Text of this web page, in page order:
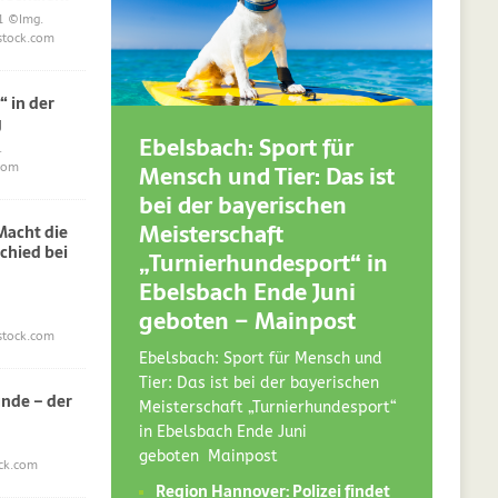
©Img.
in der
die
bei
– der
Ebelsbach: Sport für
Mensch und Tier: Das ist
bei der bayerischen
Meisterschaft
„Turnierhundesport“ in
Ebelsbach Ende Juni
geboten – Mainpost
Ebelsbach: Sport für Mensch und
Tier: Das ist bei der bayerischen
Meisterschaft „Turnierhundesport“
in Ebelsbach Ende Juni
geboten Mainpost
Region Hannover: Polizei findet